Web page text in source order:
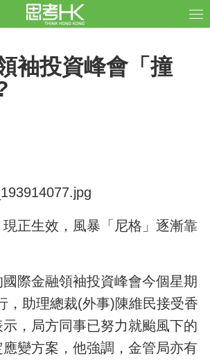
袖投資峰會「撞
正生效，風暴「尼格」逐漸靠
際金融領袖投資峰會今個星期
，助理總裁(外事)陳維民接受香
，局方同事已努力就颱風下的
變方案，他強調，金管局亦有